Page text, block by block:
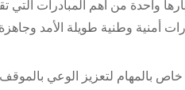
واحدة من أهم المبادرات التي
أمنية وطنية طويلة الأمد وجاهزة
بالمهام لتعزيز الوعي بالموقف